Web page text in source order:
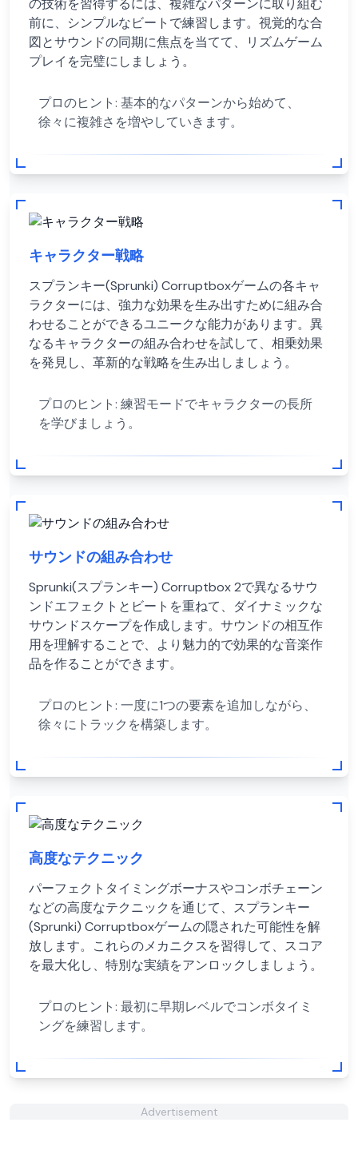
の技術を習得するには、複雑なパターンに取り組む
前に、シンプルなビートで練習します。視覚的な合
図とサウンドの同期に焦点を当てて、リズムゲーム
プレイを完璧にしましょう。
プロのヒント: 基本的なパターンから始めて、
徐々に複雑さを増やしていきます。
キャラクター戦略
スプランキー(Sprunki) Corruptboxゲームの各キャ
ラクターには、強力な効果を生み出すために組み合
わせることができるユニークな能力があります。異
なるキャラクターの組み合わせを試して、相乗効果
を発見し、革新的な戦略を生み出しましょう。
プロのヒント: 練習モードでキャラクターの長所
を学びましょう。
サウンドの組み合わせ
Sprunki(スプランキー) Corruptbox 2で異なるサウ
ンドエフェクトとビートを重ねて、ダイナミックな
サウンドスケープを作成します。サウンドの相互作
用を理解することで、より魅力的で効果的な音楽作
品を作ることができます。
プロのヒント: 一度に1つの要素を追加しながら、
徐々にトラックを構築します。
高度なテクニック
パーフェクトタイミングボーナスやコンボチェーン
などの高度なテクニックを通じて、スプランキー
(Sprunki) Corruptboxゲームの隠された可能性を解
放します。これらのメカニクスを習得して、スコア
を最大化し、特別な実績をアンロックしましょう。
プロのヒント: 最初に早期レベルでコンボタイミ
ングを練習します。
Advertisement